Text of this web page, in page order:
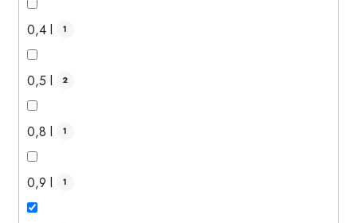
0,4 l 1
0,5 l 2
0,8 l 1
0,9 l 1